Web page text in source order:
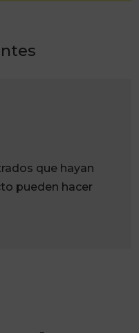
que hayan
pueden hacer